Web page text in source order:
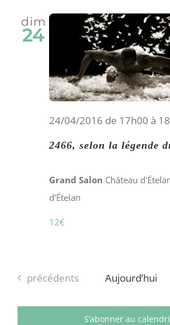
dim
24
2466, selon la légende
24/04/2016 de 17h00 à
Grand Salon Château
d'Ételan
12€
Évènements
précédents Aujourd’hui
S’abonner au